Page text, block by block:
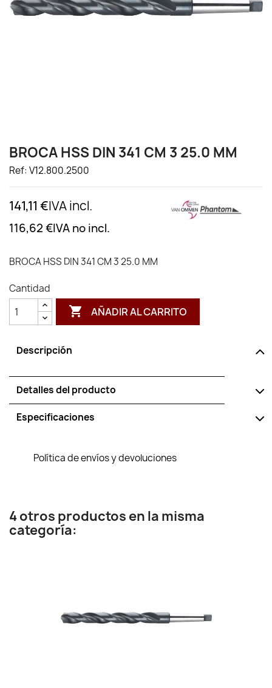
BROCA HSS DIN 341 CM 3 25.0 MM
Ref: V12.800.2500
141,11 €IVA incl.
116,62 €IVA no incl.
BROCA HSS DIN 341 CM 3 25.0 MM
Cantidad
 AÑADIR AL CARRITO
Descripción
Detalles del producto
Especificaciones
Política de envíos y devoluciones
4 otros productos en la misma
categoría: